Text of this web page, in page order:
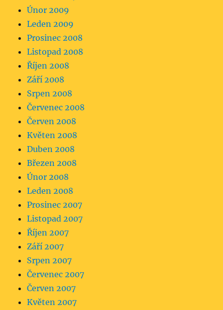
Únor 2009
Leden 2009
Prosinec 2008
Listopad 2008
Říjen 2008
Září 2008
Srpen 2008
Červenec 2008
Červen 2008
Květen 2008
Duben 2008
Březen 2008
Únor 2008
Leden 2008
Prosinec 2007
Listopad 2007
Říjen 2007
Září 2007
Srpen 2007
Červenec 2007
Červen 2007
Květen 2007